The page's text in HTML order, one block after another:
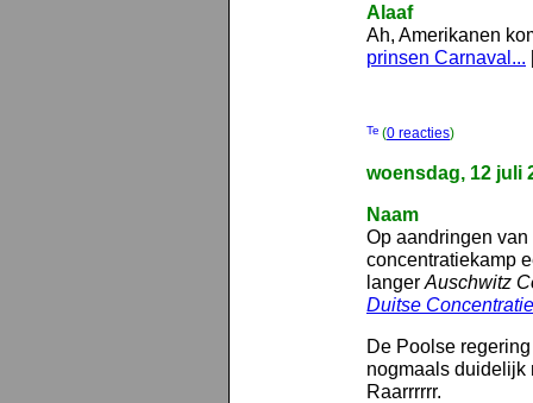
Alaaf
Ah, Amerikanen
prinsen Carnaval...
(0 reacties)
woensdag, 12 juli
Naam
Op aandringen
concentratiekamp
langer Auschwitz
Duitse
De Poolse
nogmaals duidelijk
Raarrrrrr.